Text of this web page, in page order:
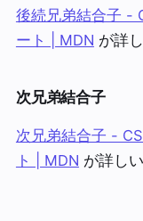
後続兄弟結合子 -
ート | MDN が詳し
次兄弟結合子
次兄弟結合子 -
ト | MDN が詳しい